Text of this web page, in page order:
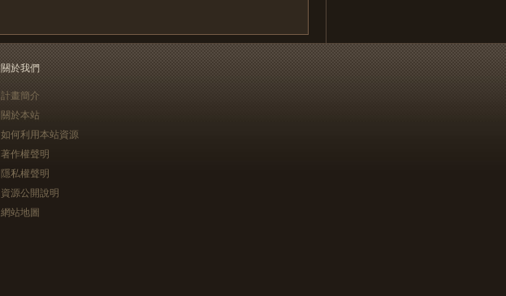
關於我們
計畫簡介
關於本站
如何利用本站資源
著作權聲明
隱私權聲明
資源公開說明
網站地圖